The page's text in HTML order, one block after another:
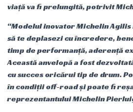
viață va fi prelungită, potrivit
“Modelul inovator Michelin
să te deplasezi cu încredere,
timp de performanță, aderență
Această anvelopă a fost
cu succes oricărui tip de drum.
în condiții off-road și poate fi
reprezentantului Michelin